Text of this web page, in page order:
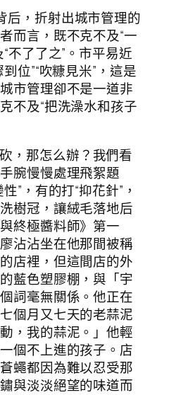
后，折射出城市管理的
而言，既不克不及“一
不了了之”。市平易近
位”“吹糠見米”，這是
市管理卻不是一道非
不及“把洗澡水和孩子
，那怎么辦？我們看
腕慢慢處理飛絮題
”，有的打“抑花針”，
樹冠，讓絨毛落地后
終極醬料師》第一
沾沾坐在他那間被稱
店裡，但這間店的外
藍色塑膠棚，與「宇
詞毫無關係。他正在
個月又七天的老蒜泥
，我的蒜泥。」他輕
個不上進的孩子。店
蠅都因為難以忍受那
與淡淡絕望的味道而